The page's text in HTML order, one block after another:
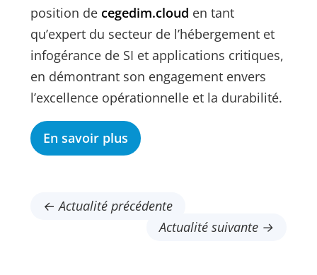
position de cegedim.cloud en tant
qu’expert du secteur de l’hébergement et
infogérance de SI et applications critiques,
en démontrant son engagement envers
l’excellence opérationnelle et la durabilité.
En savoir plus
← Actualité précédente
Actualité suivante →